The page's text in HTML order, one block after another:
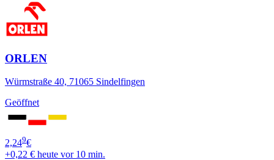
ORLEN
Würmstraße 40, 71065 Sindelfingen
Geöffnet
2,249€
+0,22 € heute vor 10 min.